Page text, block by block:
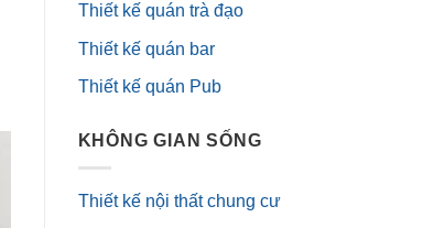
Thiết kế quán trà đạo
Thiết kế quán bar
Thiết kế quán Pub
KHÔNG GIAN SỐNG
Thiết kế nội thất chung cư